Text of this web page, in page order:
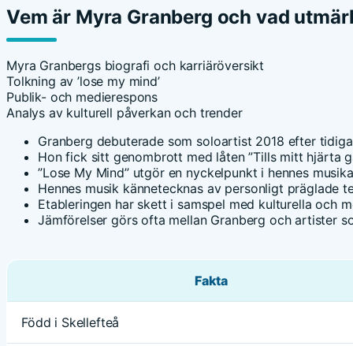
Vem är Myra Granberg och vad
Myra Granbergs biografi och karriäröversikt
Tolkning av ’lose my mind’
Publik- och medierespons
Analys av kulturell påverkan och trender
Granberg debuterade som soloartist 2018 efter
Hon fick sitt genombrott med låten ”Tills mitt hjärta
”Lose My Mind” utgör en nyckelpunkt i hennes
Hennes musik kännetecknas av personligt präglade
Etableringen har skett i samspel med kulturella och
Jämförelser görs ofta mellan Granberg och artister
Fakta
Född i Skellefteå